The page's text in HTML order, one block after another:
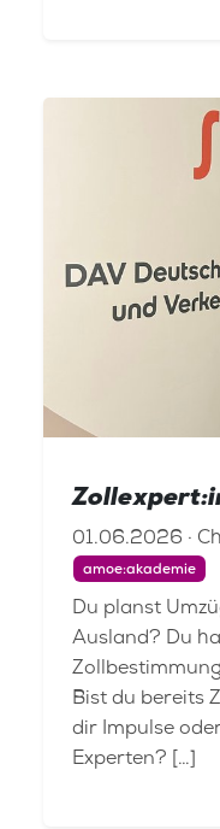
01.06.2026 ·
amoe:akademie
Du planst
Ausland? Du
Bist du bereits
dir Impulse
Experten? […]